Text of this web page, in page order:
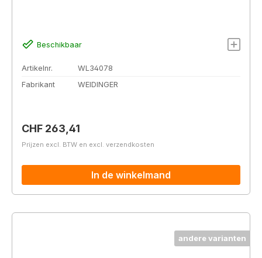
Beschikbaar
Artikelnr.
WL34078
Fabrikant
WEIDINGER
Normale prijs:
CHF 263,41
Prijzen excl. BTW en excl. verzendkosten
In de winkelmand
andere varianten